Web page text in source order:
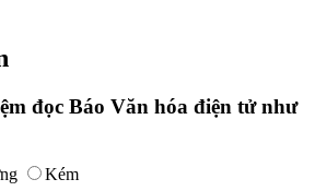
đọc Báo Văn hóa điện tử như
Kém